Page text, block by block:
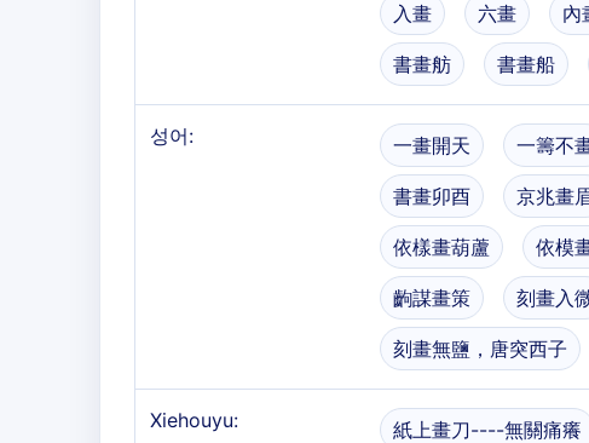
入畫 六畫 內
書畫舫 書畫船
성어: 一畫開天 一籌不
書畫卯酉 京兆畫
依樣畫葫蘆 依模
齣謀畫策 刻畫入
刻畫無鹽，唐突西子
Xiehouyu: 紙上畫刀----無關痛癢